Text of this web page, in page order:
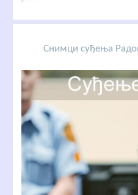
Снимци суђења